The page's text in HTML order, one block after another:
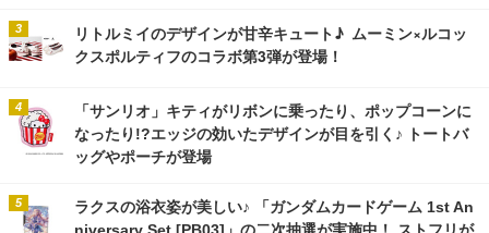
リトルミイのデザインが甘辛キュート♪ ムーミン×ルコッ
クスポルティフのコラボ第3弾が登場！
「サンリオ」キティがリボンに乗ったり、ポップコーンに
なったり!?エッジの効いたデザインが目を引く♪ トートバ
ッグやポーチが登場
ラクスの浴衣姿が美しい♪ 「ガンダムカードゲーム 1st An